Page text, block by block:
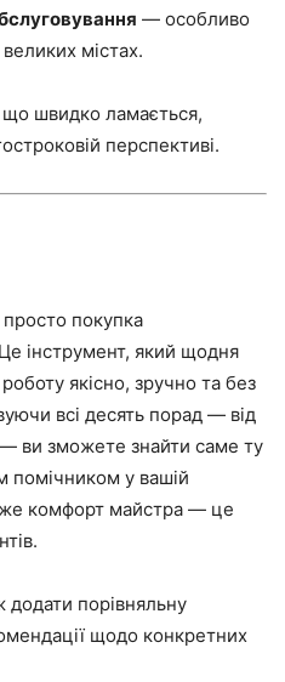
— особливо
містах.
швидко ламається,
перспективі.
покупка
інструмент, який щодня
якісно, зручно та без
всі десять порад — від
— ви зможете знайти саме ту
помічником у вашій
комфорт майстра — це
порівняльну
щодо конкретних